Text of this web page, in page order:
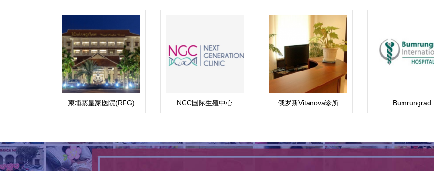
柬埔寨皇家医院(RFG) NGC国际生殖中心 俄罗斯Vitanova诊所 Bumrungrad